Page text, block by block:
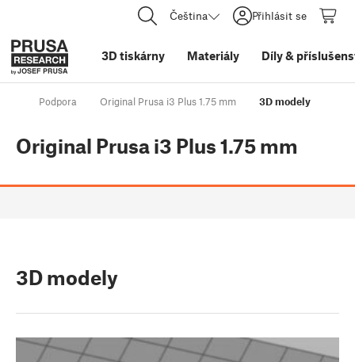
Čeština Přihlásit se
3D tiskárny Materiály Díly&
Podpora Original Prusa i3 Plus 1.75 mm 3D modely
Original Prusa i3 Plus 1.75 mm
3D modely